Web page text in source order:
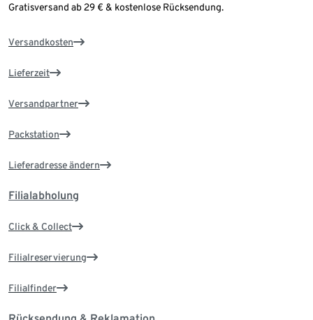
Gratisversand ab 29 € & kostenlose Rücksendung.
Versandkosten
Lieferzeit
Versandpartner
Packstation
Lieferadresse ändern
Filialabholung
Click & Collect
Filialreservierung
Filialfinder